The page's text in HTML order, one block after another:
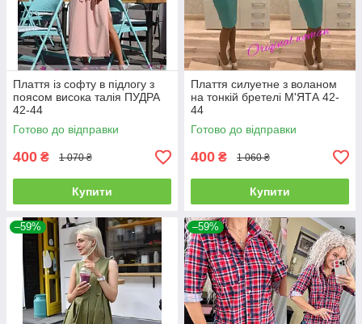
Плаття із софту в підлогу з
поясом висока талія ПУДРА
42-44
Готово до відправки
400 ₴ 1 070 ₴
Купити
Плаття силуетне з воланом
на тонкій бретелі М'ЯТА 42-
44
Готово до відправки
400 ₴ 1 060 ₴
Купити
–59% –59%